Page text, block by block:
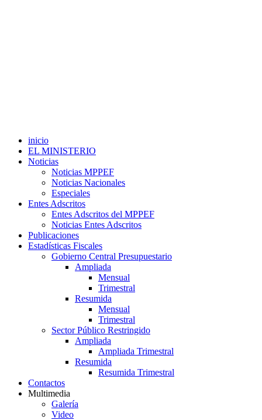
inicio
EL MINISTERIO
Noticias
Noticias MPPEF
Noticias Nacionales
Especiales
Entes Adscritos
Entes Adscritos del MPPEF
Noticias Entes Adscritos
Publicaciones
Estadísticas Fiscales
Gobierno Central Presupuestario
Ampliada
Mensual
Trimestral
Resumida
Mensual
Trimestral
Sector Público Restringido
Ampliada
Ampliada Trimestral
Resumida
Resumida Trimestral
Contactos
Multimedia
Galería
Video